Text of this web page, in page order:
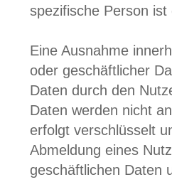
spezifische Person
Eine Ausnahme
oder geschäftlicher
Daten durch den
Daten werden nicht
erfolgt verschlüsselt
Abmeldung eines
geschäftlichen Daten